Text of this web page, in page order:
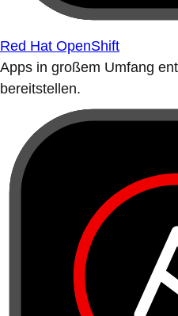
Red Hat OpenShift
Apps in großem Umfang
bereitstellen.